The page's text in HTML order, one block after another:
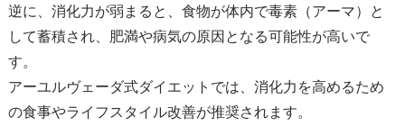
逆に、消化力が弱まると、食物が体内で毒素（アーマ）と
して蓄積され、肥満や病気の原因となる可能性が高いで
す。
アーユルヴェーダ式ダイエットでは、消化力を高めるため
の食事やライフスタイル改善が推奨されます。